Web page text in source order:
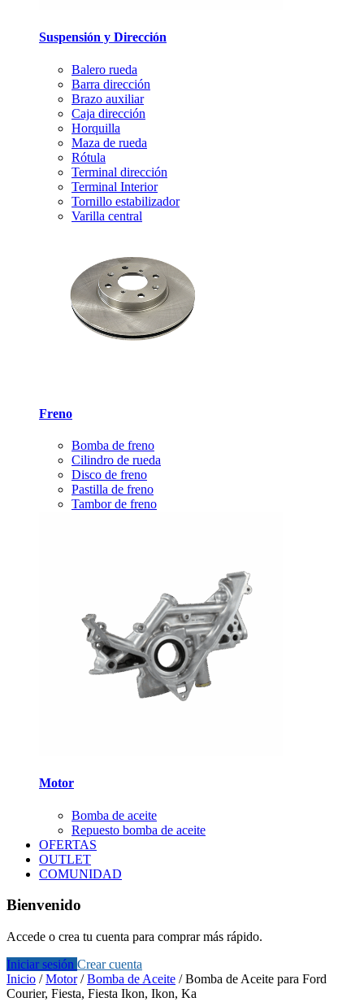
Suspensión y Dirección
Balero rueda
Barra dirección
Brazo auxiliar
Caja dirección
Horquilla
Maza de rueda
Rótula
Terminal dirección
Terminal Interior
Tornillo estabilizador
Varilla central
Freno
Bomba de freno
Cilindro de rueda
Disco de freno
Pastilla de freno
Tambor de freno
Motor
Bomba de aceite
Repuesto bomba de aceite
OFERTAS
OUTLET
COMUNIDAD
Bienvenido
Accede o crea tu cuenta para comprar más rápido.
Iniciar sesión Crear cuenta
Inicio /Motor/Bomba de Aceite /Bomba de Aceite para Ford
Courier, Fiesta, Fiesta Ikon, Ikon, Ka